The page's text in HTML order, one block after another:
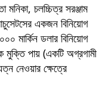
চলচ্চিত্র সরঞ্জাম
একজন বিনিয়োগ
মার্কিন ডলার বিনিয়োগ
পায় (একটি অগ্রগামী
নেওয়ার ক্ষেত্রে